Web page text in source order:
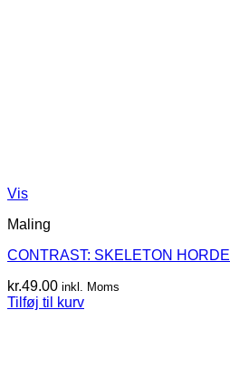
Vis
Maling
CONTRAST: SKELETON HORDE
kr.49.00 inkl. Moms
Tilføj til kurv